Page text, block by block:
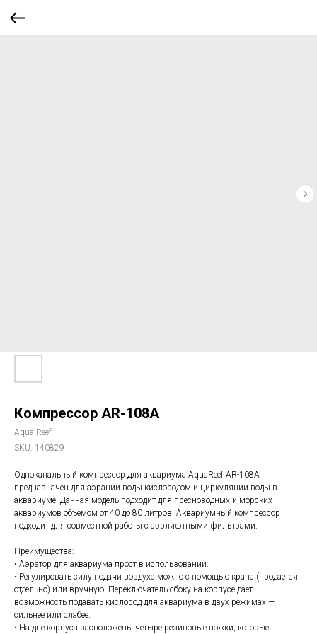
Компрессор AR-108A
Aqua Reef
SKU: 140829
Одноканальный компрессор для аквариума AquaReef AR-108A
предназначен для аэрации воды кислородом и циркуляции воды в
аквариуме. Данная модель подходит для пресноводных и морских
аквариумов объемом от 40 до 80 литров. Аквариумный компрессор
подходит для совместной работы с аэрлифтными фильтрами.
Преимущества:
• Аэратор для аквариума прост в использовании.
• Регулировать силу подачи воздуха можно с помощью крана (продается
отдельно) или вручную. Переключатель сбоку на корпусе дает
возможность подавать кислород для аквариума в двух режимах —
сильнее или слабее.
• На дне корпуса расположены четыре резиновые ножки, которые